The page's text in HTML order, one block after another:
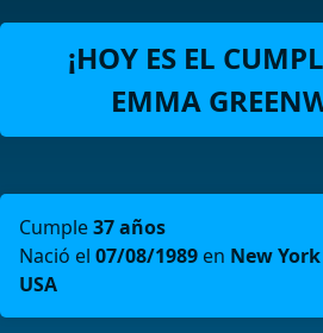
¡HOY ES EL
EMMA
Cumple37 años
Nació el 07/08/1989 en New
USA